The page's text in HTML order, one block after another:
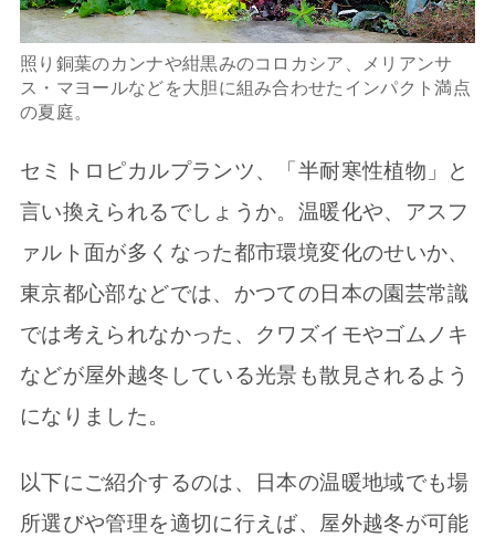
照り銅葉のカンナや紺黒みのコロカシア、メリアンサ
ス・マヨールなどを大胆に組み合わせたインパクト満点
の夏庭。
セミトロピカルプランツ、「半耐寒性植物」と
言い換えられるでしょうか。温暖化や、アスフ
ァルト面が多くなった都市環境変化のせいか、
東京都心部などでは、かつての日本の園芸常識
では考えられなかった、クワズイモやゴムノキ
などが屋外越冬している光景も散見されるよう
になりました。
以下にご紹介するのは、日本の温暖地域でも場
所選びや管理を適切に行えば、屋外越冬が可能